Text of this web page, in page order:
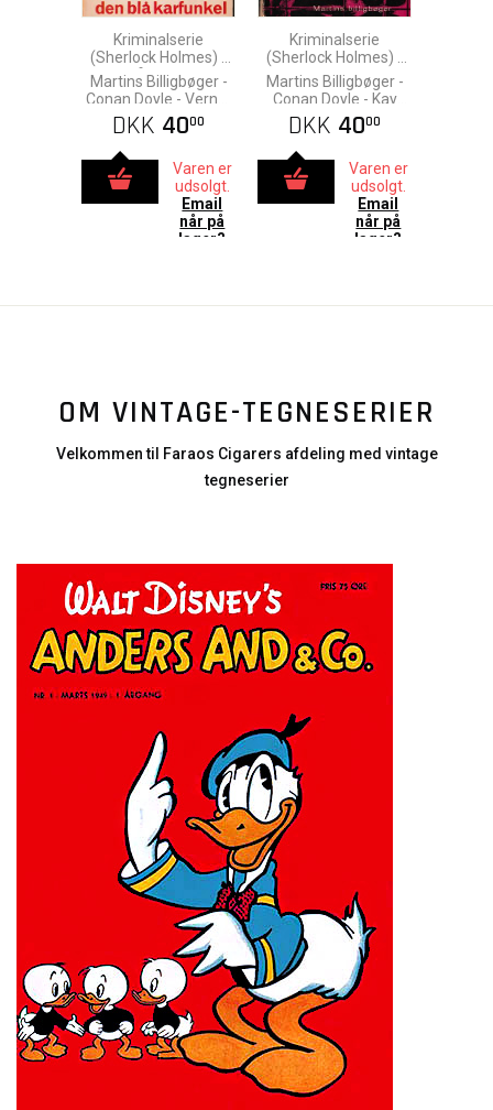
Kriminalserie
(Sherlock Holmes) -
Den blå karfunkel -
1964
Martins Billigbøger -
Conan Doyle - Verner
Seemann
DKK 4000
Varen er
udsolgt.
Email
når på
lager?
Kriminalserie
(Sherlock Holmes) -
Djævlefoden - 1965
Martins Billigbøger -
Conan Doyle - Kay
Nielsen
DKK 4000
Varen er
udsolgt.
Email
når på
lager?
OM VINTAGE-TEGNESERIER
Velkommen til Faraos Cigarers afdeling med vintage
tegneserier